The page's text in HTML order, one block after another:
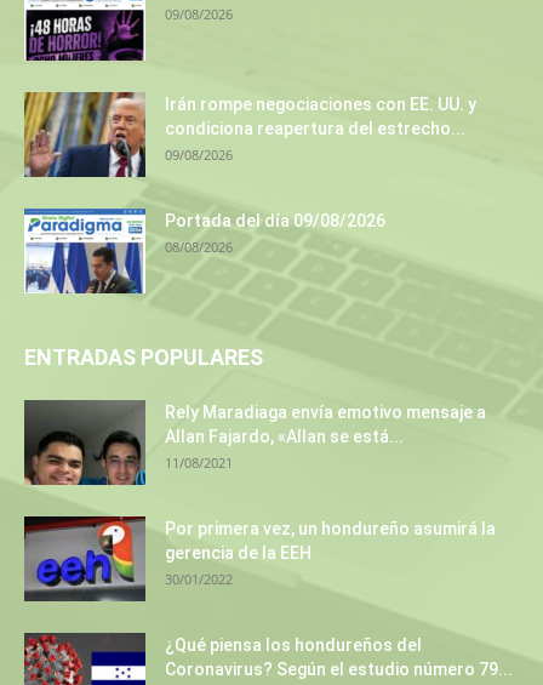
09/08/2026
Irán rompe negociaciones con EE. UU. y
condiciona reapertura del estrecho...
09/08/2026
Portada del día 09/08/2026
08/08/2026
ENTRADAS POPULARES
Rely Maradiaga envía emotivo mensaje a
Allan Fajardo, «Allan se está...
11/08/2021
Por primera vez, un hondureño asumirá la
gerencia de la EEH
30/01/2022
¿Qué piensa los hondureños del
Coronavirus? Según el estudio número 79...